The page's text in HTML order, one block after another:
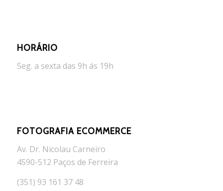
HORÁRIO
Seg. a sexta das 9h ás 19h
FOTOGRAFIA ECOMMERCE
Av. Dr. Nicolau Carneiro
4590-512 Paços de Ferreira
(351) 93 161 37 48